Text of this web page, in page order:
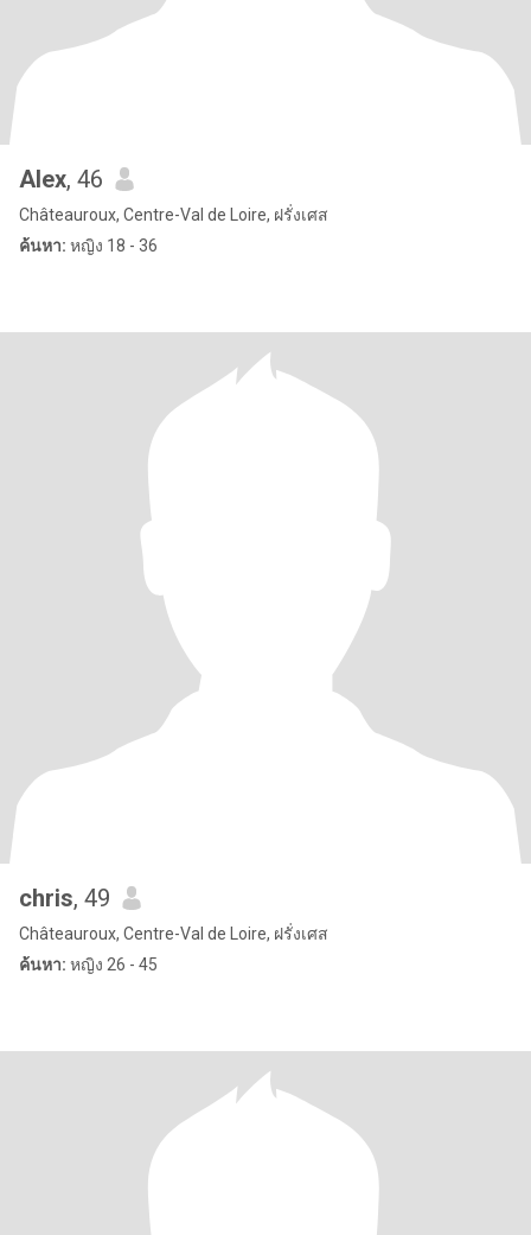
Alex, 46
Châteauroux, Centre-Val de Loire, ฝรั่งเศส
ค้นหา: หญิง 18 - 36
chris, 49
Châteauroux, Centre-Val de Loire, ฝรั่งเศส
ค้นหา: หญิง 26 - 45